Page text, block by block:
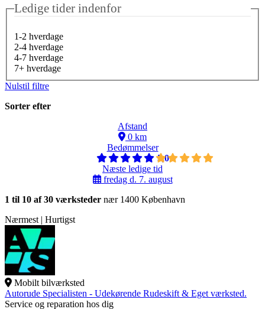
Ledige tider indenfor
1-2 hverdage
2-4 hverdage
4-7 hverdage
7+ hverdage
Nulstil filtre
Sorter efter
Afstand
0 km
Bedømmelser
5,0
Næste ledige tid
fredag d. 7. august
1 til 10 af 30 værksteder nær 1400 København
Nærmest | Hurtigst
Mobilt bilværksted
Autorude Specialisten - Udekørende Rudeskift & Eget værksted.
Service og reparation hos dig